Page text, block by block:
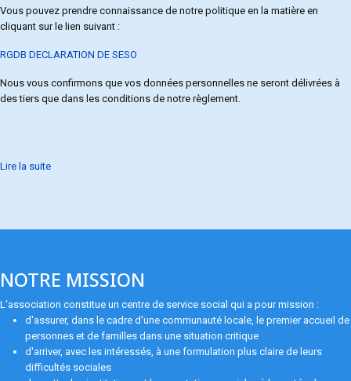
Vous pouvez prendre connaissance de notre politique en la matière en
cliquant sur le lien suivant :
RGDB DECLARATION DE SESO
Nous vous confirmons que vos données personnelles ne seront délivrées à
des tiers que dans les conditions de notre règlement.
Lire la suite
NOTRE MISSION
L'association constitue un centre de service social qui a pour mission :
d'assurer, dans le cadre d'une communauté locale, le premier accueil de
personnes et de familles dans une situation critique
d'arriver, avec les intéressés, à une formulation plus claire de leurs
difficultés sociales